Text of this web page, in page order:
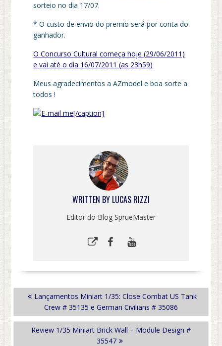
sorteio no dia 17/07.
* O custo de envio do premio será por conta do
ganhador.
O Concurso Cultural começa hoje (29/06/2011)
e vai até o dia 16/07/2011 (as 23h59)
Meus agradecimentos a AZmodel e boa sorte a
todos !
[/caption]
WRITTEN BY LUCAS RIZZI
Editor do Blog SprueMaster
NAVEGAÇÃO
POST
Lançamentos Miniart 1/35: Close Combat US Tank
Crew # 35135 e German Civilians # 35086
Review 1/35 Miniart Brick Wall – Module Design #
35547